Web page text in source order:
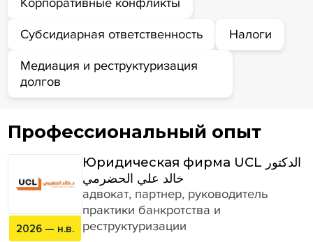
Субсидиарная ответственность Налоги
Медиация и реструктуризация
долгов
Профессиональный опыт
2026 — н.в.
Юридическая фирма UCL الدكتور
خالد علي الحضرمي
адвокат, партнер, руководитель
практики банкротства и
реструктуризации